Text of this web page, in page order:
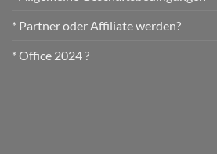
* Partner oder Affiliate werden?
* Office 2024 ?